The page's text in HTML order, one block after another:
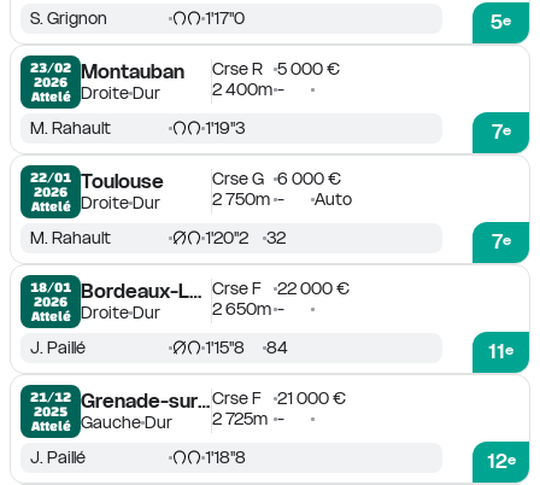
5e
S. Grignon 1'17''0
23/02
2026
Attelé
Montauban
DroiteDur
Crse R
5 000 €
2 400m -
7e
M. Rahault 1'19''3
22/01
2026
Attelé
Toulouse
DroiteDur
Crse G
6 000 €
2 750m - Auto
7e
M. Rahault 1'20''2 32
18/01
2026
Attelé
Bordeaux-Le Bouscat
DroiteDur
Crse F
22 000 €
2 650m -
11e
J. Paillé 1'15''8 84
21/12
2025
Attelé
Grenade-sur-Garonne
GaucheDur
Crse F
21 000 €
2 725m -
12e
J. Paillé 1'18''8